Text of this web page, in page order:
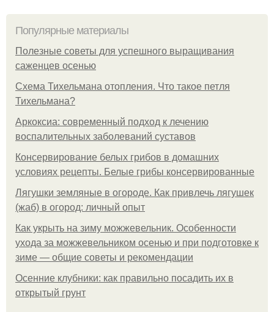
Популярные материалы
Полезные советы для успешного выращивания
саженцев осенью
Схема Тихельмана отопления. Что такое петля
Тихельмана?
Аркоксиа: современный подход к лечению
воспалительных заболеваний суставов
Консервирование белых грибов в домашних
условиях рецепты. Белые грибы консервированные
Лягушки земляные в огороде. Как привлечь лягушек
(жаб) в огород: личный опыт
Как укрыть на зиму можжевельник. Особенности
ухода за можжевельником осенью и при подготовке к
зиме — общие советы и рекомендации
Осенние клубники: как правильно посадить их в
открытый грунт